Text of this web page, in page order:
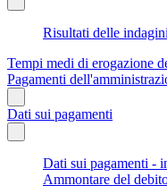
Risultati delle
Tempi medi di erogazione
Pagamenti
Dati sui pagamenti
Dati sui pagamenti -
Ammontare del